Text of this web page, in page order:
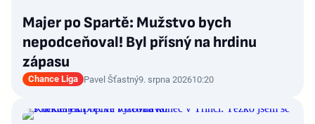
Majer po Spartě: Mužstvo bych
nepodceňoval! Byl přísný na hrdinu
zápasu
Chance Liga Pavel Šťastný9. srpna 202610:20